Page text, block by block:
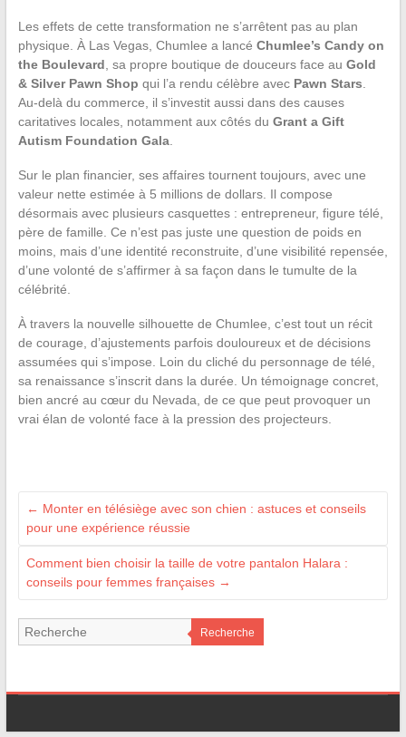
Les effets de cette transformation ne s’arrêtent pas au plan
physique. À Las Vegas, Chumlee a lancé Chumlee’s Candy on
the Boulevard , sa propre boutique de douceurs face au Gold
& Silver Pawn Shop qui l’a rendu célèbre avec Pawn Stars
Au-delà du commerce, il s’investit aussi dans des causes
caritatives locales, notamment aux côtés du Grant a Gift
Autism Foundation Gala.
Sur le plan financier, ses affaires tournent toujours, avec une
valeur nette estimée à 5 millions de dollars. Il compose
désormais avec plusieurs casquettes : entrepreneur, figure télé,
père de famille. Ce n’est pas juste une question de poids en
moins, mais d’une identité reconstruite, d’une visibilité repensée,
d’une volonté de s’affirmer à sa façon dans le tumulte de la
célébrité.
À travers la nouvelle silhouette de Chumlee, c’est tout un récit
de courage, d’ajustements parfois douloureux et de décisions
assumées qui s’impose. Loin du cliché du personnage de télé,
sa renaissance s’inscrit dans la durée. Un témoignage concret,
bien ancré au cœur du Nevada, de ce que peut provoquer un
vrai élan de volonté face à la pression des projecteurs.
← Monter en télésiège avec son chien : astuces et conseils
pour une expérience réussie
Comment bien choisir la taille de votre pantalon Halara :
conseils pour femmes françaises →
Recherche